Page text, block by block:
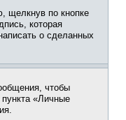
щелкнув по кнопке
которая
о сделанных
чтобы
«Личные